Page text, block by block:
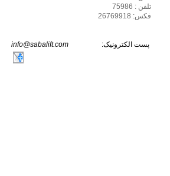
تلفن : 75986
فکس: 26769918
پست الکترونیک: info@sabalift.com